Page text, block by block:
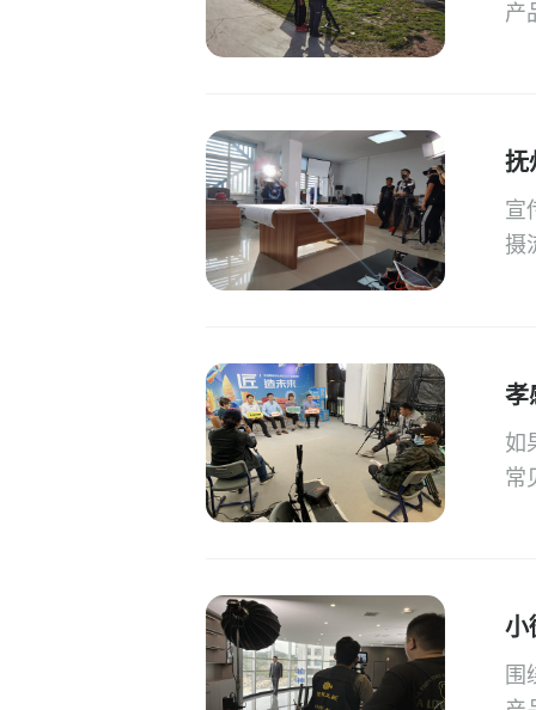
产
抚
宣
摄
孝
如
常
小
围